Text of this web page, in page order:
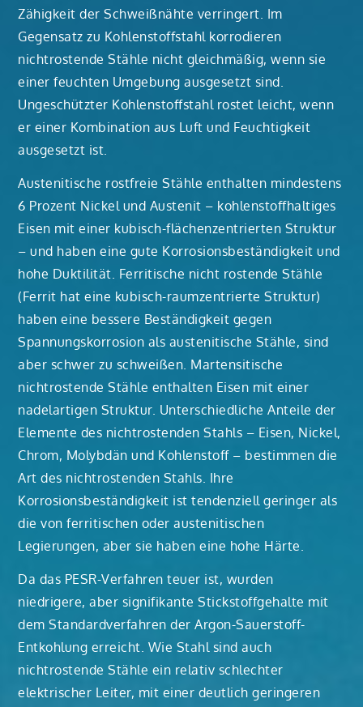
Zähigkeit der Schweißnähte verringert. Im
Gegensatz zu Kohlenstoffstahl korrodieren
nichtrostende Stähle nicht gleichmäßig, wenn sie
einer feuchten Umgebung ausgesetzt sind.
Ungeschützter Kohlenstoffstahl rostet leicht, wenn
er einer Kombination aus Luft und Feuchtigkeit
ausgesetzt ist.
Austenitische rostfreie Stähle enthalten mindestens
6 Prozent Nickel und Austenit – kohlenstoffhaltiges
Eisen mit einer kubisch-flächenzentrierten Struktur
– und haben eine gute Korrosionsbeständigkeit und
hohe Duktilität. Ferritische nicht rostende Stähle
(Ferrit hat eine kubisch-raumzentrierte Struktur)
haben eine bessere Beständigkeit gegen
Spannungskorrosion als austenitische Stähle, sind
aber schwer zu schweißen. Martensitische
nichtrostende Stähle enthalten Eisen mit einer
nadelartigen Struktur. Unterschiedliche Anteile der
Elemente des nichtrostenden Stahls – Eisen, Nickel,
Chrom, Molybdän und Kohlenstoff – bestimmen die
Art des nichtrostenden Stahls. Ihre
Korrosionsbeständigkeit ist tendenziell geringer als
die von ferritischen oder austenitischen
Legierungen, aber sie haben eine hohe Härte.
Da das PESR-Verfahren teuer ist, wurden
niedrigere, aber signifikante Stickstoffgehalte mit
dem Standardverfahren der Argon-Sauerstoff-
Entkohlung erreicht. Wie Stahl sind auch
nichtrostende Stähle ein relativ schlechter
elektrischer Leiter, mit einer deutlich geringeren